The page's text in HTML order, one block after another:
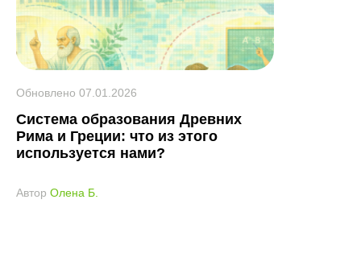
Обновлено 07.01.2026
Система образования Древних
Рима и Греции: что из этого
используется нами?
Автор Олена Б.